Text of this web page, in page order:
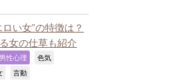
い女”の特徴は？
女の仕草も紹介
男性心理 色気
言動